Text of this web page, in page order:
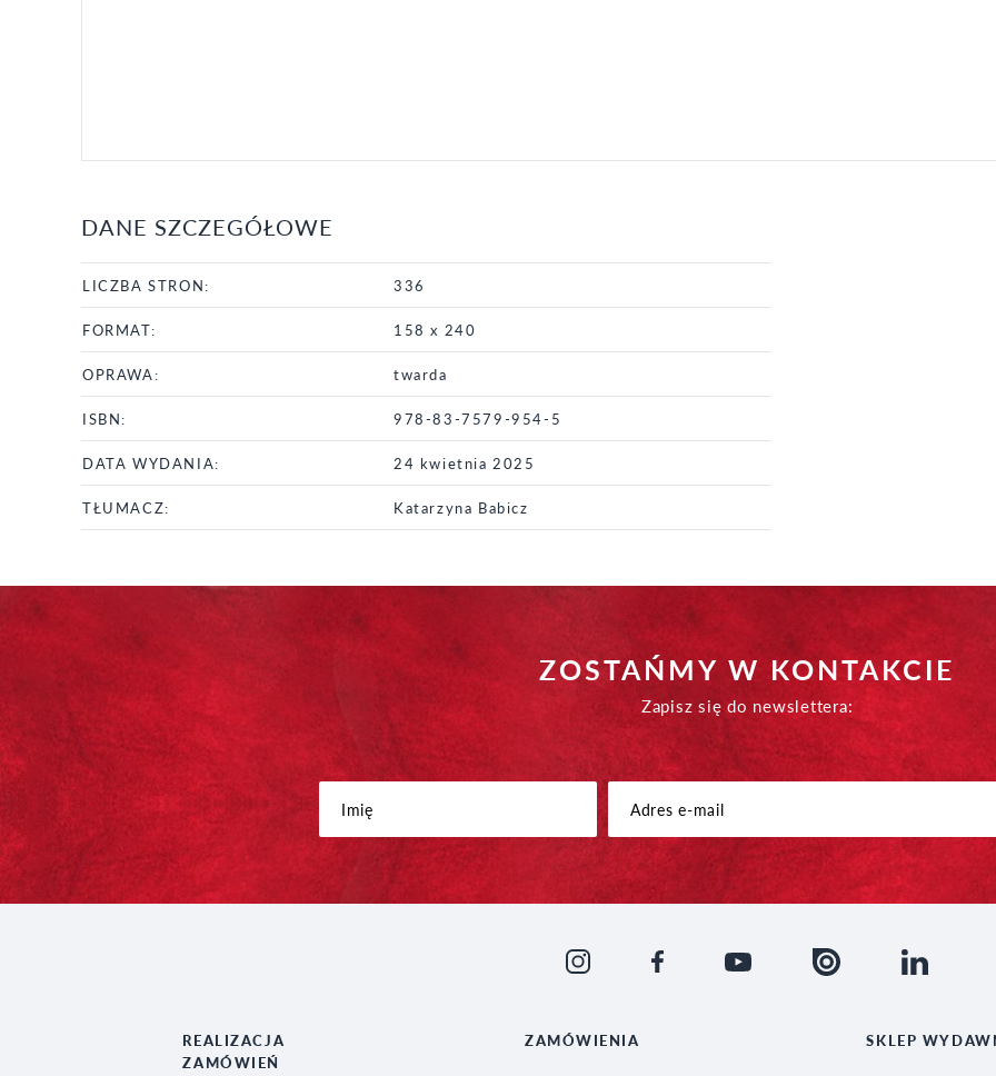
DANE SZCZEGÓŁOWE
LICZBA STRON: 336
FORMAT: 158 x 240
OPRAWA: twarda
ISBN: 978-83-7579-954-5
DATA WYDANIA: 24 kwietnia 2025
TŁUMACZ: Katarzyna Babicz
ZOSTAŃMY W KONTAKCIE
Zapisz się do newslettera:
REALIZACJA
ZAMÓWIEŃ
ZAMÓWIENIA SKLEP